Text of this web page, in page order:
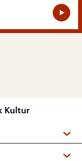
Kultur